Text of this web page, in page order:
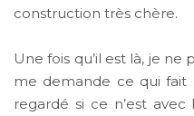
construction très chère.
Une fois qu’il est là, je
me demande ce qui fait
regardé si ce n’est